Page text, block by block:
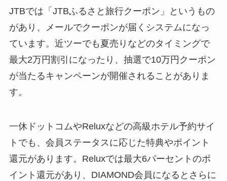
JTBでは「JTBふるさと旅行クーポン」というもの
があり、メールでクーポンが届くシステムになっ
ています。近ツーでも夏売りなどのタイミングで
最大2万円割引になったり、抽選で10万円クーポン
が当たるキャンペーンが開催されることがありま
す。
一休ドットコムやReluxなどの高級ホテル予約サイ
トでも、会員ステータスに応じた特典やポイント
還元があります。Reluxでは最大6パーセントのポ
イント還元があり、DIAMOND会員になるとさらに